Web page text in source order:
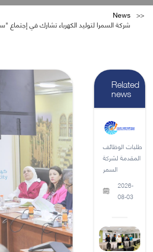
News
شركة السمرا لتوليد الكهرباء تشارك في إجتماع
Related
news
طلبات الوظائف
المقدمة لشركة
السمر
2026-
08-03